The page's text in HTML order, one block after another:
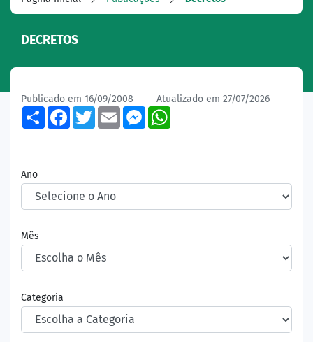
DECRETOS
Publicado em 16/09/2008 Atualizado em 27/07/2026
ShareFacebook
TwitterEmailMessenger
Ano
Mês
Categoria